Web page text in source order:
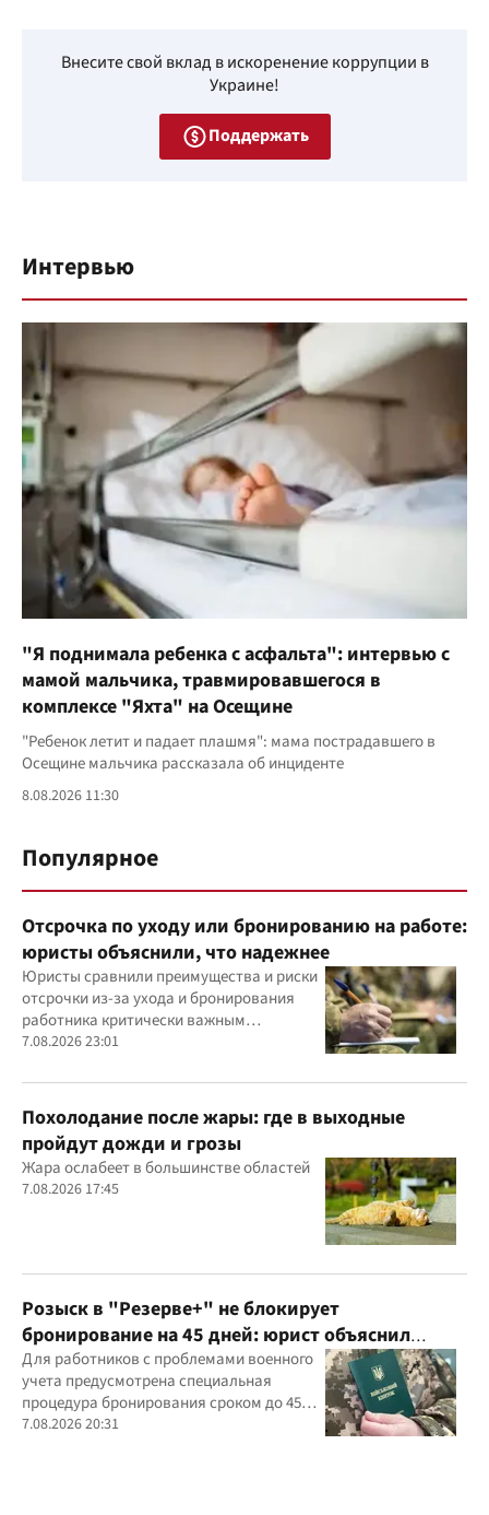
Внесите свой вклад в искоренение коррупции в
Украине!
Поддержать
Интервью
"Я поднимала ребенка с асфальта": интервью с
мамой мальчика, травмировавшегося в
комплексе "Яхта" на Осещине
"Ребенок летит и падает плашмя": мама пострадавшего в
Осещине мальчика рассказала об инциденте
8.08.2026 11:30
Популярное
Отсрочка по уходу или бронированию на работе:
юристы объяснили, что надежнее
Юристы сравнили преимущества и риски
отсрочки из-за ухода и бронирования
работника критически важным
предприятием
7.08.2026 23:01
Похолодание после жары: где в выходные
пройдут дожди и грозы
Жара ослабеет в большинстве областей
7.08.2026 17:45
Розыск в "Резерве+" не блокирует
бронирование на 45 дней: юрист объяснил
важный нюанс
Для работников с проблемами военного
учета предусмотрена специальная
процедура бронирования сроком до 45
дней
7.08.2026 20:31